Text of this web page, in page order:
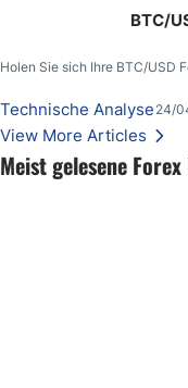
Meist gelesene
Holen Sie sich Ihre BTC/USD
Technische Analyse 24/
View More Articles